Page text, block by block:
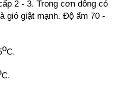
2 - 3. Trong cơn dông có
gió giật mạnh. Độ ẩm 70 -
oC.
C.